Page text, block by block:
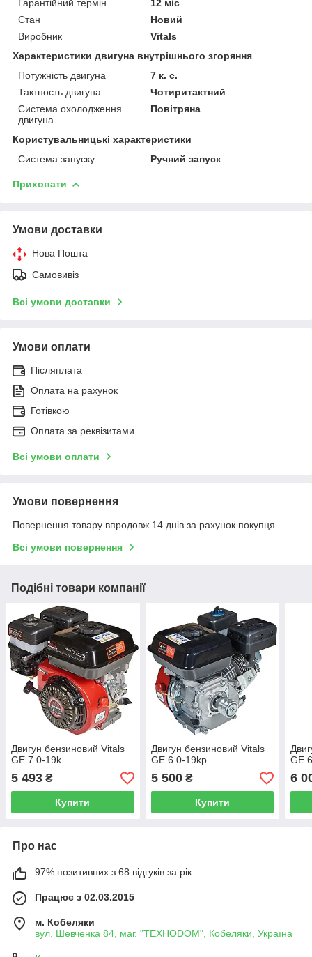
Гарантійний термін
12 міс
Стан
Новий
Виробник
Vitals
Характеристики двигуна внутрішнього згоряння
Потужність двигуна
7 к. с.
Тактность двигуна
Чотиритактний
Система охолодження
двигуна
Повітряна
Користувальницькі характеристики
Система запуску
Ручний запуск
Приховати
Умови доставки
Нова Пошта
Самовивіз
Всі умови доставки
Умови оплати
Післяплата
Оплата на рахунок
Готівкою
Оплата за реквізитами
Всі умови оплати
Умови повернення
Повернення товару впродовж 14 днів за рахунок покупця
Всі умови повернення
Подібні товари компанії
Двигун бензиновий Vitals
GE 7.0-19k
5 493 ₴
Купити
Двигун бензиновий Vitals
GE 6.0-19kp
5 500₴
Купити
GE
6
Про нас
97% позитивних з 68 відгуків за рік
Працює з 02.03.2015
м. Кобеляки
вул. Шевченка 84, маг. "ТЕХНОDOM", Кобеляки, Україна